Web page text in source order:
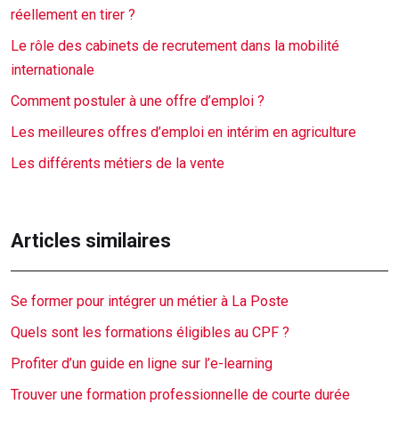
réellement en tirer ?
Le rôle des cabinets de recrutement dans la mobilité
internationale
Comment postuler à une offre d’emploi ?
Les meilleures offres d’emploi en intérim en agriculture
Les différents métiers de la vente
Articles similaires
Se former pour intégrer un métier à La Poste
Quels sont les formations éligibles au CPF ?
Profiter d’un guide en ligne sur l’e-learning
Trouver une formation professionnelle de courte durée